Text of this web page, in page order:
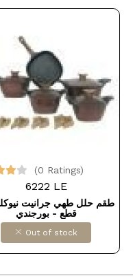
(0 Ratings)
6222 LE
قطع - بورجندي
Out of stock